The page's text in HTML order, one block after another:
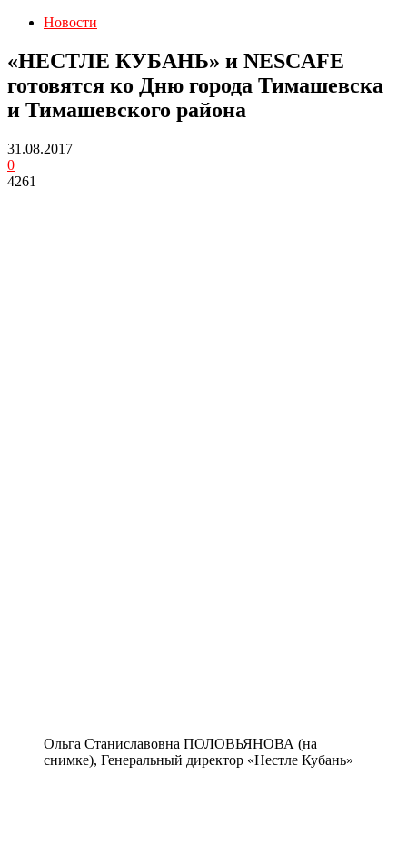
Новости
«НЕСТЛЕ КУБАНЬ» и NESCAFE
готовятся ко Дню города Тимашевска
и Тимашевского района
31.08.2017
0
4261
Ольга Станиславовна ПОЛОВЬЯНОВА (на
снимке), Генеральный директор «Нестле Кубань»